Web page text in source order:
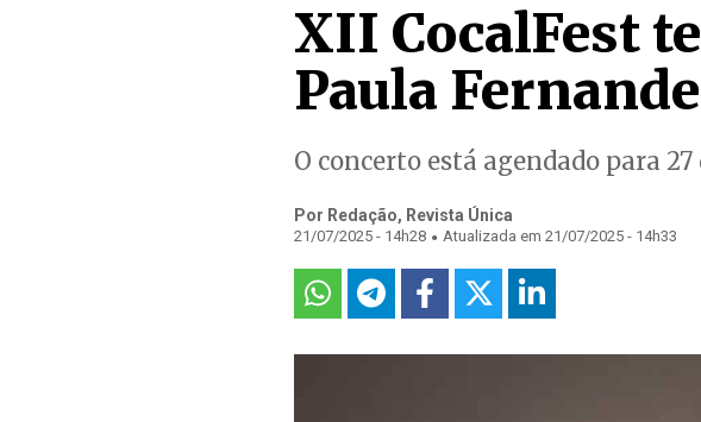
XII CocalFest
Paula
O concerto está agendado para
Por Redação, Revista Única
21/07/2025 - 14h28 . Atualizada em 21/07/2025 - 14h33